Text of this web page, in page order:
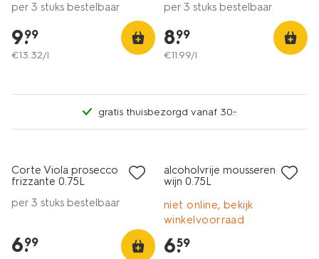
per 3 stuks bestelbaar
9.
99
€13.32/l
per 3 stuks bestelbaar
8.
99
€11.99/l
gratis thuisbezorgd vanaf 30.-
Corte Viola prosecco
frizzante 0.75L
per 3 stuks bestelbaar
6.
99
alcoholvrije mousserende
wijn 0.75L
niet online, bekijk
winkelvoorraad
6.
59